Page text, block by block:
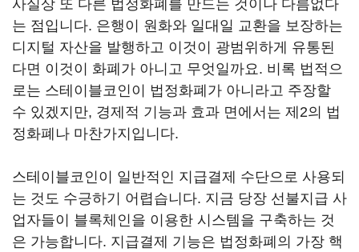
사실상 또 다른 법정화폐를 만드는 것이나 다름없다
는 점입니다. 은행이 원화와 일대일 교환을 보장하는
디지털 자산을 발행하고 이것이 광범위하게 유통된
다면 이것이 화폐가 아니고 무엇일까요. 비록 법적으
로는 스테이블코인이 법정화폐가 아니라고 주장할
수 있겠지만, 경제적 기능과 효과 면에서는 제2의 법
정화폐나 마찬가지입니다.
스테이블코인이 일반적인 지급결제 수단으로 사용되
는 것도 수긍하기 어렵습니다. 지금 당장 선불지급 사
업자들이 블록체인을 이용한 시스템을 구축하는 것
은 가능합니다. 지급결제 기능은 법정화폐의 가장 핵